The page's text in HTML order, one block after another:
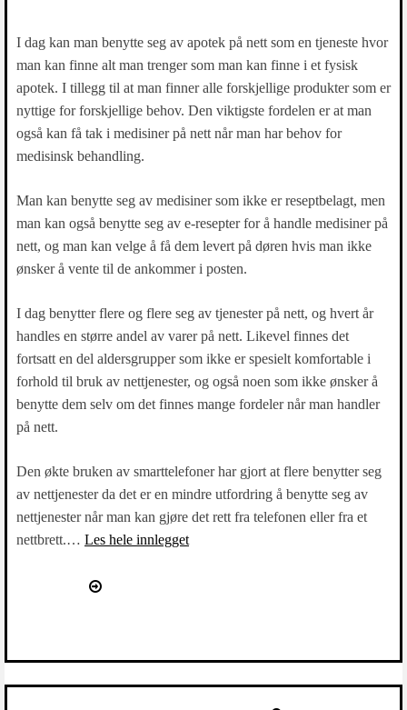
I dag kan man benytte seg av apotek på nett som en tjeneste hvor
man kan finne alt man trenger som man kan finne i et fysisk
apotek. I tillegg til at man finner alle forskjellige produkter som er
nyttige for forskjellige behov. Den viktigste fordelen er at man
også kan få tak i medisiner på nett når man har behov for
medisinsk behandling.
Man kan benytte seg av medisiner som ikke er reseptbelagt, men
man kan også benytte seg av e-resepter for å handle medisiner på
nett, og man kan velge å få dem levert på døren hvis man ikke
ønsker å vente til de ankommer i posten.
I dag benytter flere og flere seg av tjenester på nett, og hvert år
handles en større andel av varer på nett. Likevel finnes det
fortsatt en del aldersgrupper som ikke er spesielt komfortable i
forhold til bruk av nettjenester, og også noen som ikke ønsker å
benytte dem selv om det finnes mange fordeler når man handler
på nett.
Den økte bruken av smarttelefoner har gjort at flere benytter seg
av nettjenester da det er en mindre utfordring å benytte seg av
nettjenester når man kan gjøre det rett fra telefonen eller fra et
nettbrett.… Les hele innlegget